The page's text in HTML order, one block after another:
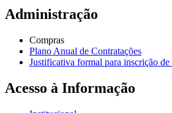
Administração
Compras
Plano Anual de Contratações
Justificativa formal para inscrição de
Acesso à Informação